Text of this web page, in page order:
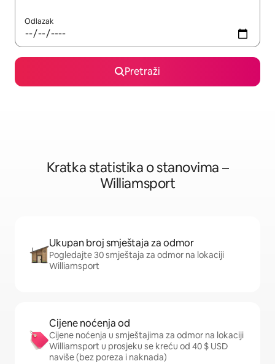
Odlazak
Pretraži
Kratka statistika o stanovima –
Williamsport
Ukupan broj smještaja za odmor
Pogledajte 30 smještaja za odmor na lokaciji
Williamsport
Cijene noćenja od
Cijene noćenja u smještajima za odmor na lokaciji
Williamsport u prosjeku se kreću od 40 $ USD
naviše (bez poreza i naknada)